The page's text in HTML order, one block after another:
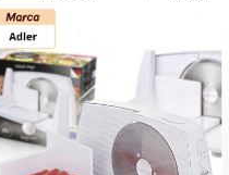
Affettatrice Multifunzione Per Alimenti